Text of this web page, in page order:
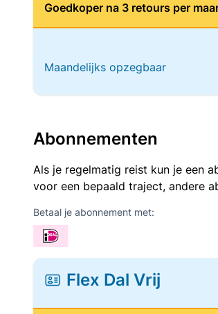
Goedkoper na 3 retours per
Maandelijks opzegbaar
Abonnementen
Als je regelmatig reist kun je een
voor een bepaald traject, andere
Betaal je abonnement met:
Flex Dal Vrij